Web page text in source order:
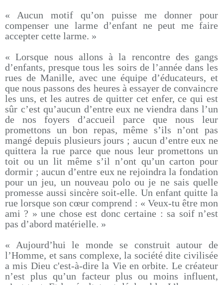
« Aucun motif qu’on puisse me donner pour
compenser une larme d’enfant ne peut me faire
accepter cette larme. »
« Lorsque nous allons à la rencontre des gangs
d’enfants, presque tous les soirs de l’année dans les
rues de Manille, avec une équipe d’éducateurs, et
que nous passons des heures à essayer de convaincre
les uns, et les autres de quitter cet enfer, ce qui est
sûr c’est qu’aucun d’entre eux ne viendra dans l’un
de nos foyers d’accueil parce que nous leur
promettons un bon repas, même s’ils n’ont pas
mangé depuis plusieurs jours ; aucun d’entre eux ne
quittera la rue parce que nous leur promettons un
toit ou un lit même s’il n’ont qu’un carton pour
dormir ; aucun d’entre eux ne rejoindra la fondation
pour un jeu, un nouveau polo ou je ne sais quelle
promesse aussi sincère soit-elle. Un enfant quitte la
rue lorsque son cœur comprend : « Veux-tu être mon
ami ? » une chose est donc certaine : sa soif n’est
pas d’abord matérielle. »
« Aujourd’hui le monde se construit autour de
l’Homme, et sans complexe, la société dite civilisée
a mis Dieu c'est-à-dire la Vie en orbite. Le créateur
n’est plus qu’un facteur plus ou moins influent,